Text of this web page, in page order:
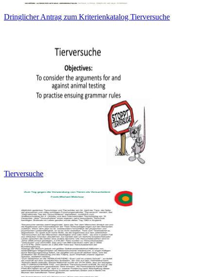
Dringlicher Antrag zum Kriterienkatalog Tierversuche
Tierversuche